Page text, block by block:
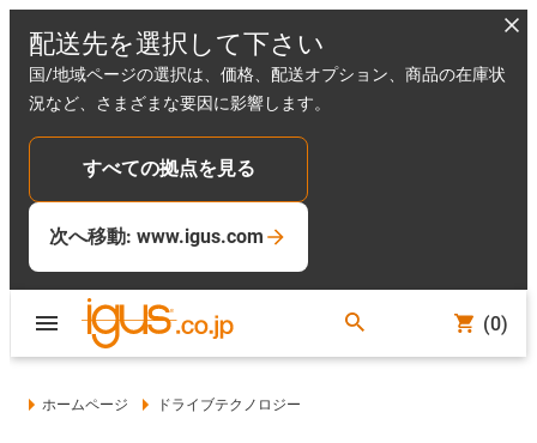
配送先を選択して下さい
国/地域ページの選択は、価格、配送オプション、商品の在庫状
況など、さまざまな要因に影響します。
すべての拠点を見る
次へ移動: www.igus.com
(0)
ホームページ ドライブテクノロジー